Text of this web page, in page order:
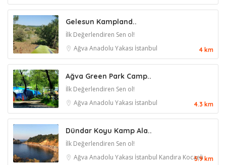
Gelesun Kampland..
İlk Değerlendiren Sen ol!
Ağva Anadolu Yakası İstanbul 4 km
Ağva Green Park Camp..
İlk Değerlendiren Sen ol!
Ağva Anadolu Yakası İstanbul 4.3 km
Dündar Koyu Kamp Ala..
İlk Değerlendiren Sen ol!
Ağva Anadolu Yakası İstanbul Kandıra Kocaeli5.9 km